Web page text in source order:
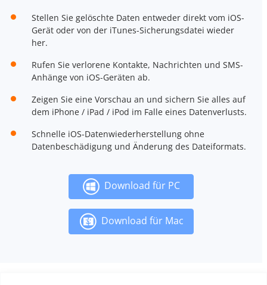
Stellen Sie gelöschte Daten entweder direkt vom iOS-
Gerät oder von der iTunes-Sicherungsdatei wieder
her.
Rufen Sie verlorene Kontakte, Nachrichten und SMS-
Anhänge von iOS-Geräten ab.
Zeigen Sie eine Vorschau an und sichern Sie alles auf
dem iPhone / iPad / iPod im Falle eines Datenverlusts.
Schnelle iOS-Datenwiederherstellung ohne
Datenbeschädigung und Änderung des Dateiformats.
Download für PC
Download für Mac